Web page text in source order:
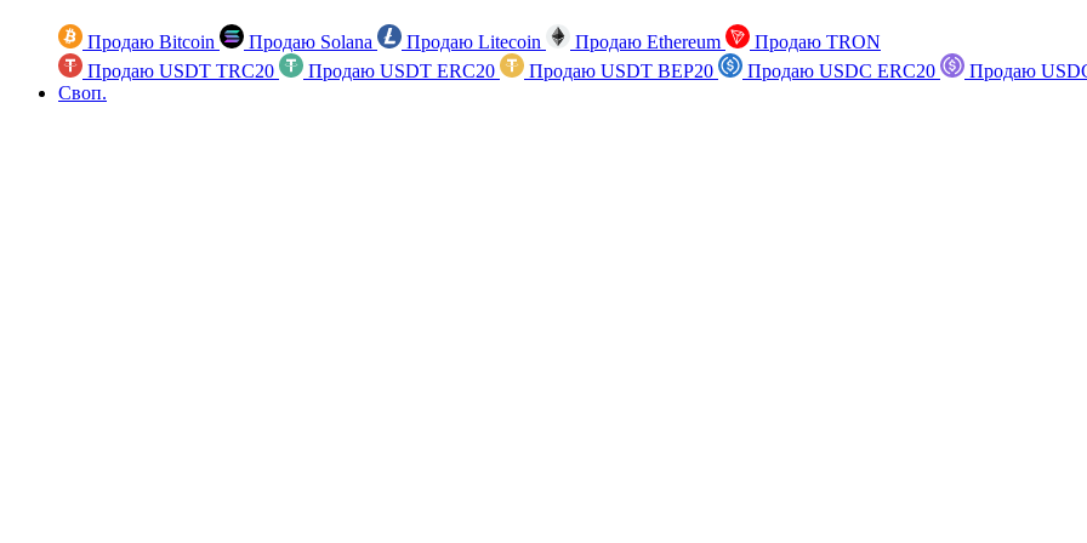
Продаю Bitcoin Продаю Solana Продаю Litecoin Продаю Ethereum
Продаю TRON
Продаю USDT TRC20
Продаю USDT ERC20 Продаю USDT BEP20 Продаю USDC ERC20
Продаю
Своп.